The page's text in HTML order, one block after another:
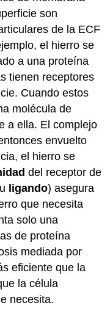
son
de la ECF
el hierro se
a una proteína
tienen receptores
Cuando estos
molécula de
a ella. El complejo
envuelto
el hierro se
del receptor de
ligando) asegura
que necesita
solo una
de proteína
mediada por
eficiente que la
la célula
necesita.